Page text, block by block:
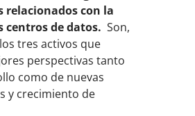
relacionados con la
centros de datos.Son,
tres activos que
perspectivas tanto
como de nuevas
y crecimiento de